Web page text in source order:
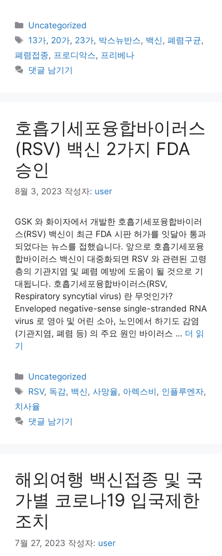
카
테
리
Uncategorized
태
그
13가, 20가, 23가, 박스뉴반스, 백신 ,폐렴구균,
폐렴접종, 프로디악스, 프리베나
댓글 남기기
호흡기세포융합바이러스
(RSV) 백신 2가지 FDA
승인
8월 3, 2023 작성자: user
GSK 와 화이자에서 개발한 호흡기세포융합바이러
스(RSV) 백신이 최근 FDA 시판 허가를 잇달아 통과
되었다는 뉴스를 접했습니다. 앞으로 호흡기세포융
합바이러스 백신이 대중화되면 RSV 와 관련된 고령
층의 기관지염 및 폐렴 예방에 도움이 될 것으로 기
대됩니다. 호흡기세포융합바이러스(RSV,
Respiratory syncytial virus) 란 무엇인가?
Enveloped negative-sense single-stranded RNA
virus 로 영아 및 어린 소아, 노인에서 하기도 감염
(기관지염, 폐렴 등) 의 주요 원인 바이러스 … 더 읽
기
카
테
리
Uncategorized
태
그
RSV, 독감, 백신,사망율, 아렉스비 , 인플루엔자,
치사율
댓글 남기기
해외여행 백신접종 및 국
가별 코로나19 입국제한
조치
7월 27, 2023 작성자: user